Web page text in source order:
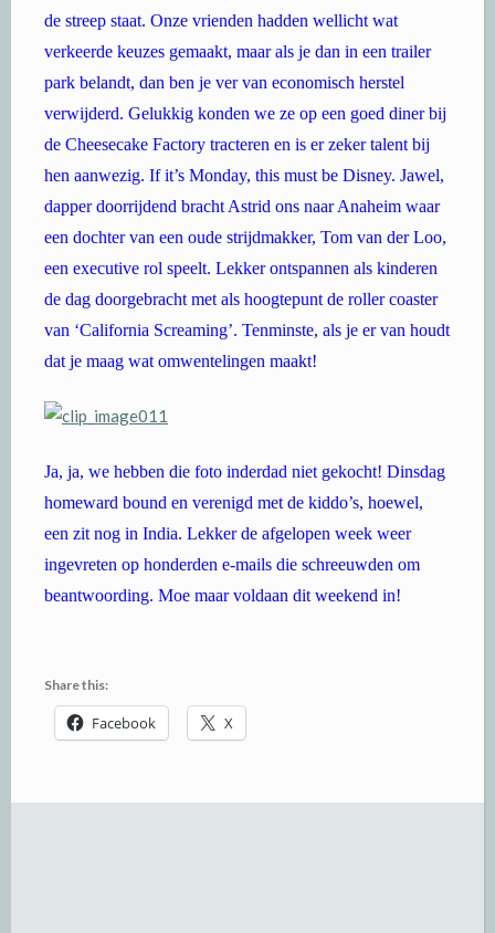
de streep staat. Onze vrienden hadden wellicht wat
verkeerde keuzes gemaakt, maar als je dan in een trailer
park belandt, dan ben je ver van economisch herstel
verwijderd. Gelukkig konden we ze op een goed diner bij
de Cheesecake Factory tracteren en is er zeker talent bij
hen aanwezig. If it’s Monday, this must be Disney. Jawel,
dapper doorrijdend bracht Astrid ons naar Anaheim waar
een dochter van een oude strijdmakker, Tom van der Loo,
een executive rol speelt. Lekker ontspannen als kinderen
de dag doorgebracht met als hoogtepunt de roller coaster
van ‘California Screaming’. Tenminste, als je er van houdt
dat je maag wat omwentelingen maakt!
Ja, ja, we hebben die foto inderdad niet gekocht! Dinsdag
homeward bound en verenigd met de kiddo’s, hoewel,
een zit nog in India. Lekker de afgelopen week weer
ingevreten op honderden e-mails die schreeuwden om
beantwoording. Moe maar voldaan dit weekend in!
Share this:
Facebook X